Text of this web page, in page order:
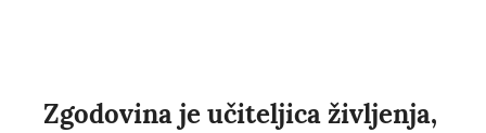
Zgodovina je učiteljica življenja,